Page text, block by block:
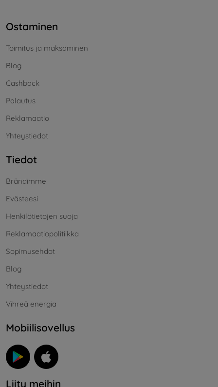
Ostaminen
Toimitus ja maksaminen
Blog
Cashback
Palautus
Reklamaatio
Yhteystiedot
Tiedot
Brändimme
Evästeesi
Henkilötietojen suoja
Reklamaatiopolitiikka
Sopimusehdot
Blog
Yhteystiedot
Vihreä energia
Mobiilisovellus
Liity meihin